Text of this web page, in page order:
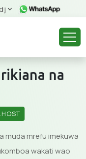
na
muda mrefu imekuwa
wakati wao